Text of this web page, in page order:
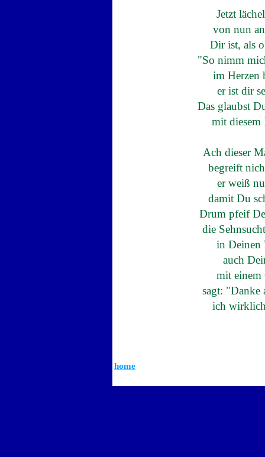
Jetzt
von nun
Dir ist, als
"So nimm
im Herzen
er ist dir
Das glaubst
mit
Ach dieser
begreift
er weiß
damit Du
Drum pfeif
die
in Deinen
auch
mit einem
sagt: "Danke
ich
home